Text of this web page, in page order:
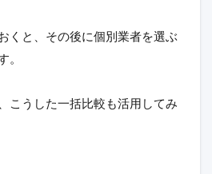
くと、その後に個別業者を選ぶ
。
こうした一括比較も活用してみ